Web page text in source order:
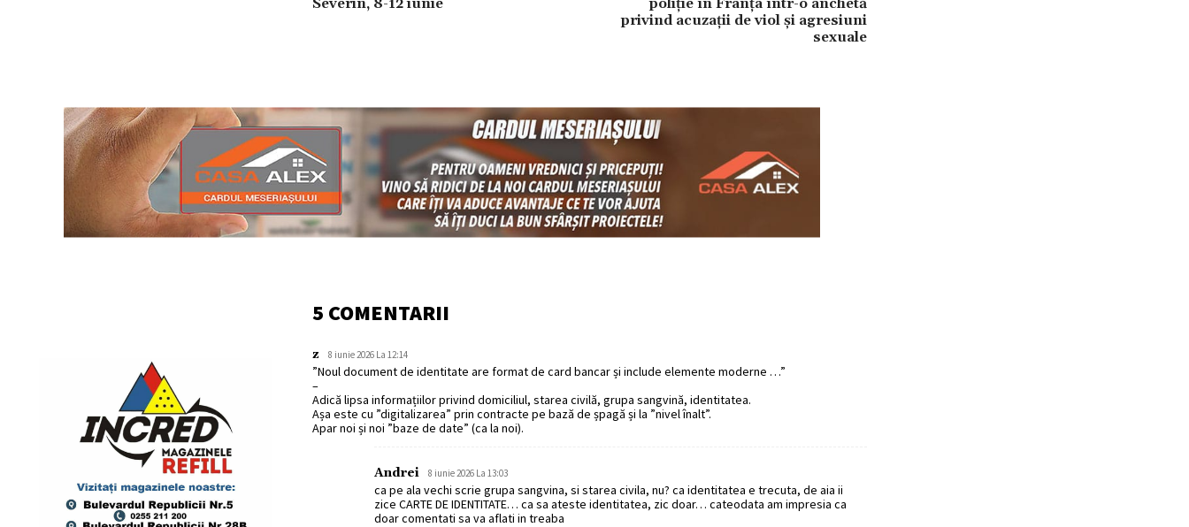
privind acuzații de viol și agresiuni
sexuale
5 COMENTARII
z 8 iunie 2026 La 12:14
”Noul document de identitate are format de card bancar și include elemente moderne …”
–
Adică lipsa informațiilor privind domiciliul, starea civilă, grupa sangvină, identitatea.
Așa este cu ”digitalizarea” prin contracte pe bază de șpagă și la ”nivel înalt”.
Apar noi și noi ”baze de date” (ca la noi).
Andrei 8 iunie 2026 La 13:03
ca pe ala vechi scrie grupa sangvina, si starea civila, nu? ca identitatea e trecuta, de aia ii
zice CARTE DE IDENTITATE… ca sa ateste identitatea, zic doar… cateodata am impresia ca
doar comentati sa va aflati in treaba